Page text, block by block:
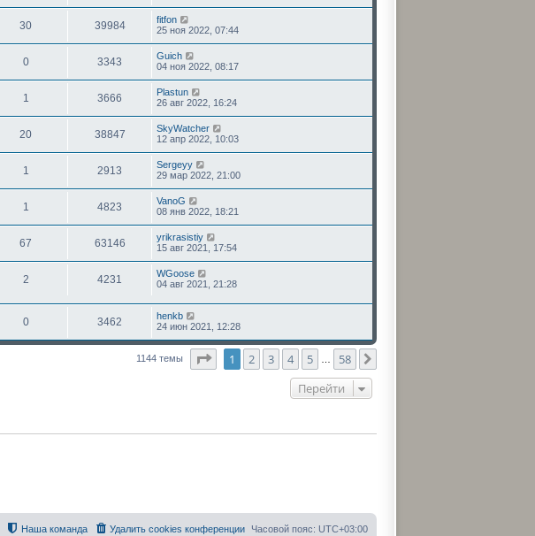
30 39984
fitfon
25 ноя 2022, 07:44
0 3343
Guich
04 ноя 2022, 08:17
1 3666
Plastun
26 авг 2022, 16:24
20 38847
SkyWatcher
12 апр 2022, 10:03
1 2913
Sergeyy
29 мар 2022, 21:00
1 4823
VanoG
08 янв 2022, 18:21
67 63146
yrikrasistiy
15 авг 2021, 17:54
2 4231
WGoose
04 авг 2021, 21:28
0 3462
henkb
24 июн 2021, 12:28
1144 темы Страница 1 из58
1 2 3 4 5 58
Перейти
Часовой пояс: UTC+03:00
Удалить cookies конференции
Наша команда